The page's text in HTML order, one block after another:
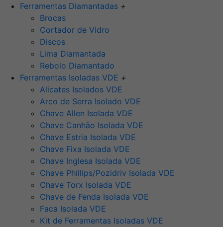
Ferramentas Diamantadas +
Brocas
Cortador de Vidro
Discos
Lima Diamantada
Rebolo Diamantado
Ferramentas Isoladas VDE +
Alicates Isolados VDE
Arco de Serra Isolado VDE
Chave Allen Isolada VDE
Chave Canhão Isolada VDE
Chave Estria Isolada VDE
Chave Fixa Isolada VDE
Chave Inglesa Isolada VDE
Chave Phillips/Pozidriv Isolada VDE
Chave Torx Isolada VDE
Chave de Fenda Isolada VDE
Faca Isolada VDE
Kit de Ferramentas Isoladas VDE